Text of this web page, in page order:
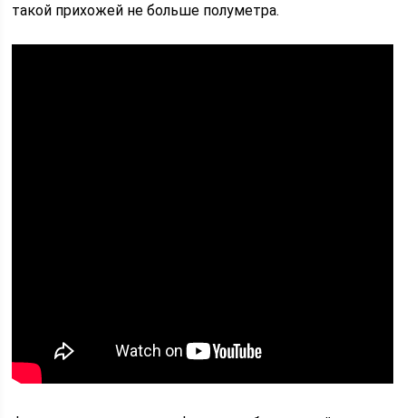
такой прихожей не больше полуметра.